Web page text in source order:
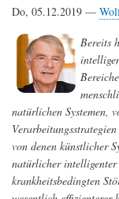
Do, 05.12.2019 —
Bereits
natürlichen Systemen,
von denen künstlicher
natürlicher intelligenter
krankheitsbedingten